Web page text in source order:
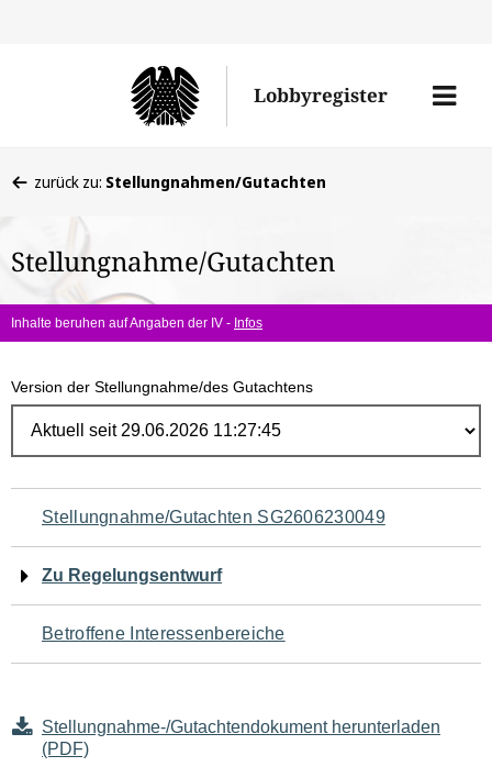
Lobbyregister
Menü
befinden
hier:
zurück zu: Stellungnahmen/Gutachten
Stellungnahme/Gutachten
Inhalte beruhen auf Angaben der IV - Infos
Version der Stellungnahme/des Gutachtens
Navigation
für
den
Seiteninhalt
Stellungnahme/Gutachten SG2606230049
Zu Regelungsentwurf
Betroffene Interessenbereiche
Stellungnahme-/Gutachtendokument herunterladen
(PDF)